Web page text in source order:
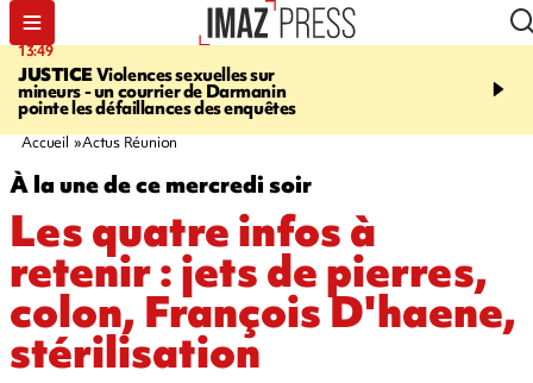
13:49
JUSTICEViolences sexuelles sur
mineurs - un courrier de Darmanin
pointe les défaillances des enquêtes
17:59
Corniche - la route du
Accueil Actus Réunion
À la une de ce mercredi soir
Les quatre infos à
retenir : jets de pierres,
colon, François D'haene,
stérilisation